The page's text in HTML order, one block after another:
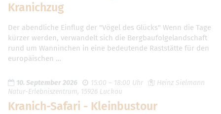
Kranichzug
Der abendliche Einflug der "Vögel des Glücks" Wenn die Tage
kürzer werden, verwandelt sich die Bergbaufolgelandschaft
rund um Wanninchen in eine bedeutende Raststätte für den
europäischen …
10. September 2026 15:00 – 18:00 Uhr
Heinz Sielmann
Natur-Erlebniszentrum, 15926 Luckau
Kranich-Safari - Kleinbustour